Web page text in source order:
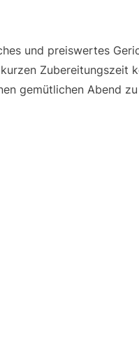
und preiswertes
Zubereitungszeit
gemütlichen Abend